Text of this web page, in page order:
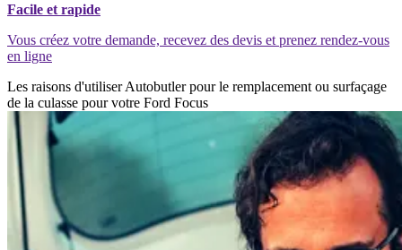
Facile et rapide
Vous créez votre demande, recevez des devis et prenez rendez-vous
en ligne
Les raisons d'utiliser Autobutler pour le remplacement ou surfaçage
de la culasse pour votre Ford Focus